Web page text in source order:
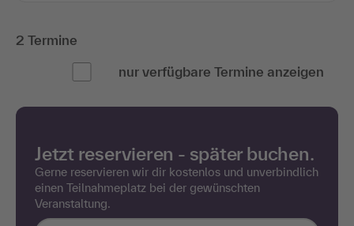
2 Termine
nur verfügbare Termine anzeigen
Jetzt reservieren - später buchen.
Gerne reservieren wir dir kostenlos und unverbindlich
einen Teilnahmeplatz bei der gewünschten
Veranstaltung.